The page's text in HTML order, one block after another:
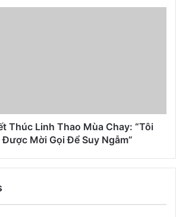
Thúc Linh Thao Mùa Chay: “Tôi
Được Mời Gọi Để Suy Ngẫm”